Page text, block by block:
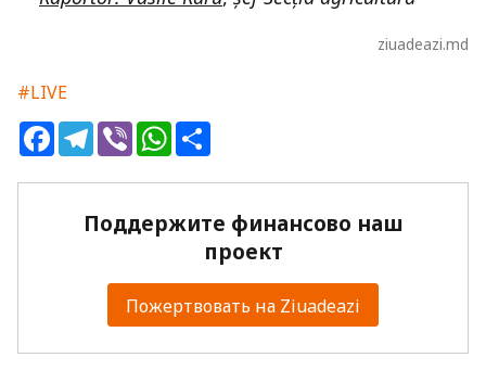
ziuadeazi.md
#LIVE
FacebookTelegram
ViberWhatsApp
Поддержите финансово наш
проект
Пожертвовать на Ziuadeazi